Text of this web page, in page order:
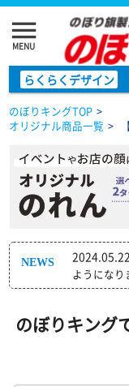
menu
MENU
らくらくデザイン
のぼりキングTOP >
オリジナル商品一覧 >
ようになり
のぼりキング